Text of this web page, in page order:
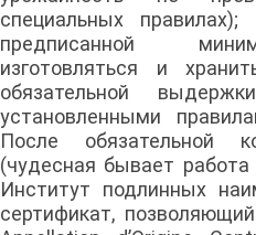
специальных
предписанной
изготовляться и
обязательной
установленными
После обязательной
(чудесная бывает
Институт подлинных
сертификат,